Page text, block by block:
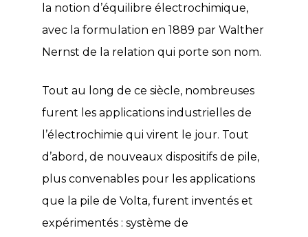
la notion d’équilibre électrochimique,
avec la formulation en 1889 par Walther
Nernst de la relation qui porte son nom.
Tout au long de ce siècle, nombreuses
furent les applications industrielles de
l’électrochimie qui virent le jour. Tout
d’abord, de nouveaux dispositifs de pile,
plus convenables pour les applications
que la pile de Volta, furent inventés et
expérimentés : système de